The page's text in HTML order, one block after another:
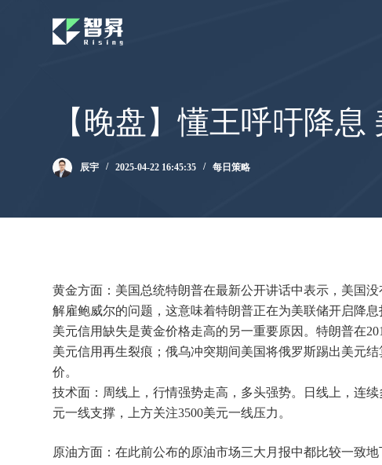
【晚盘】懂王呼吁降
辰宇 2025-04-22 16:45:35 每日策略
黄金方面：美国总统特朗普在最新公开讲话中表示，美国
解雇鲍威尔的问题，这意味着特朗普正在为美联储开启降
美元信用缺失是黄金价格走高的另一重要原因。特朗普在
美元信用再生裂痕；俄乌冲突期间美国将俄罗斯踢出美元
价。
技术面：周线上，行情强势走高，多头强势。日线上，连
元一线支撑，上方关注3500美元一线压力。
原油方面：在此前公布的原油市场三大月报中都比较一致